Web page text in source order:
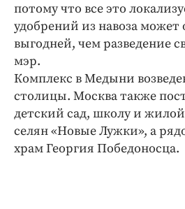
потому что все это
удобрений из навоза может
выгодней, чем разведение
мэр.
Комплекс в Медыни
столицы. Москва также
детский сад, школу и
селян «Новые Лужки», а
храм Георгия Победоносца.